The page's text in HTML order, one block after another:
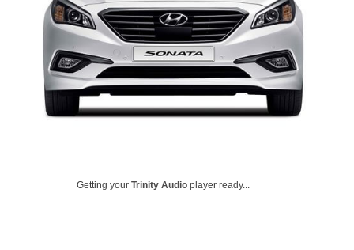
Getting your Trinity Audio player ready...